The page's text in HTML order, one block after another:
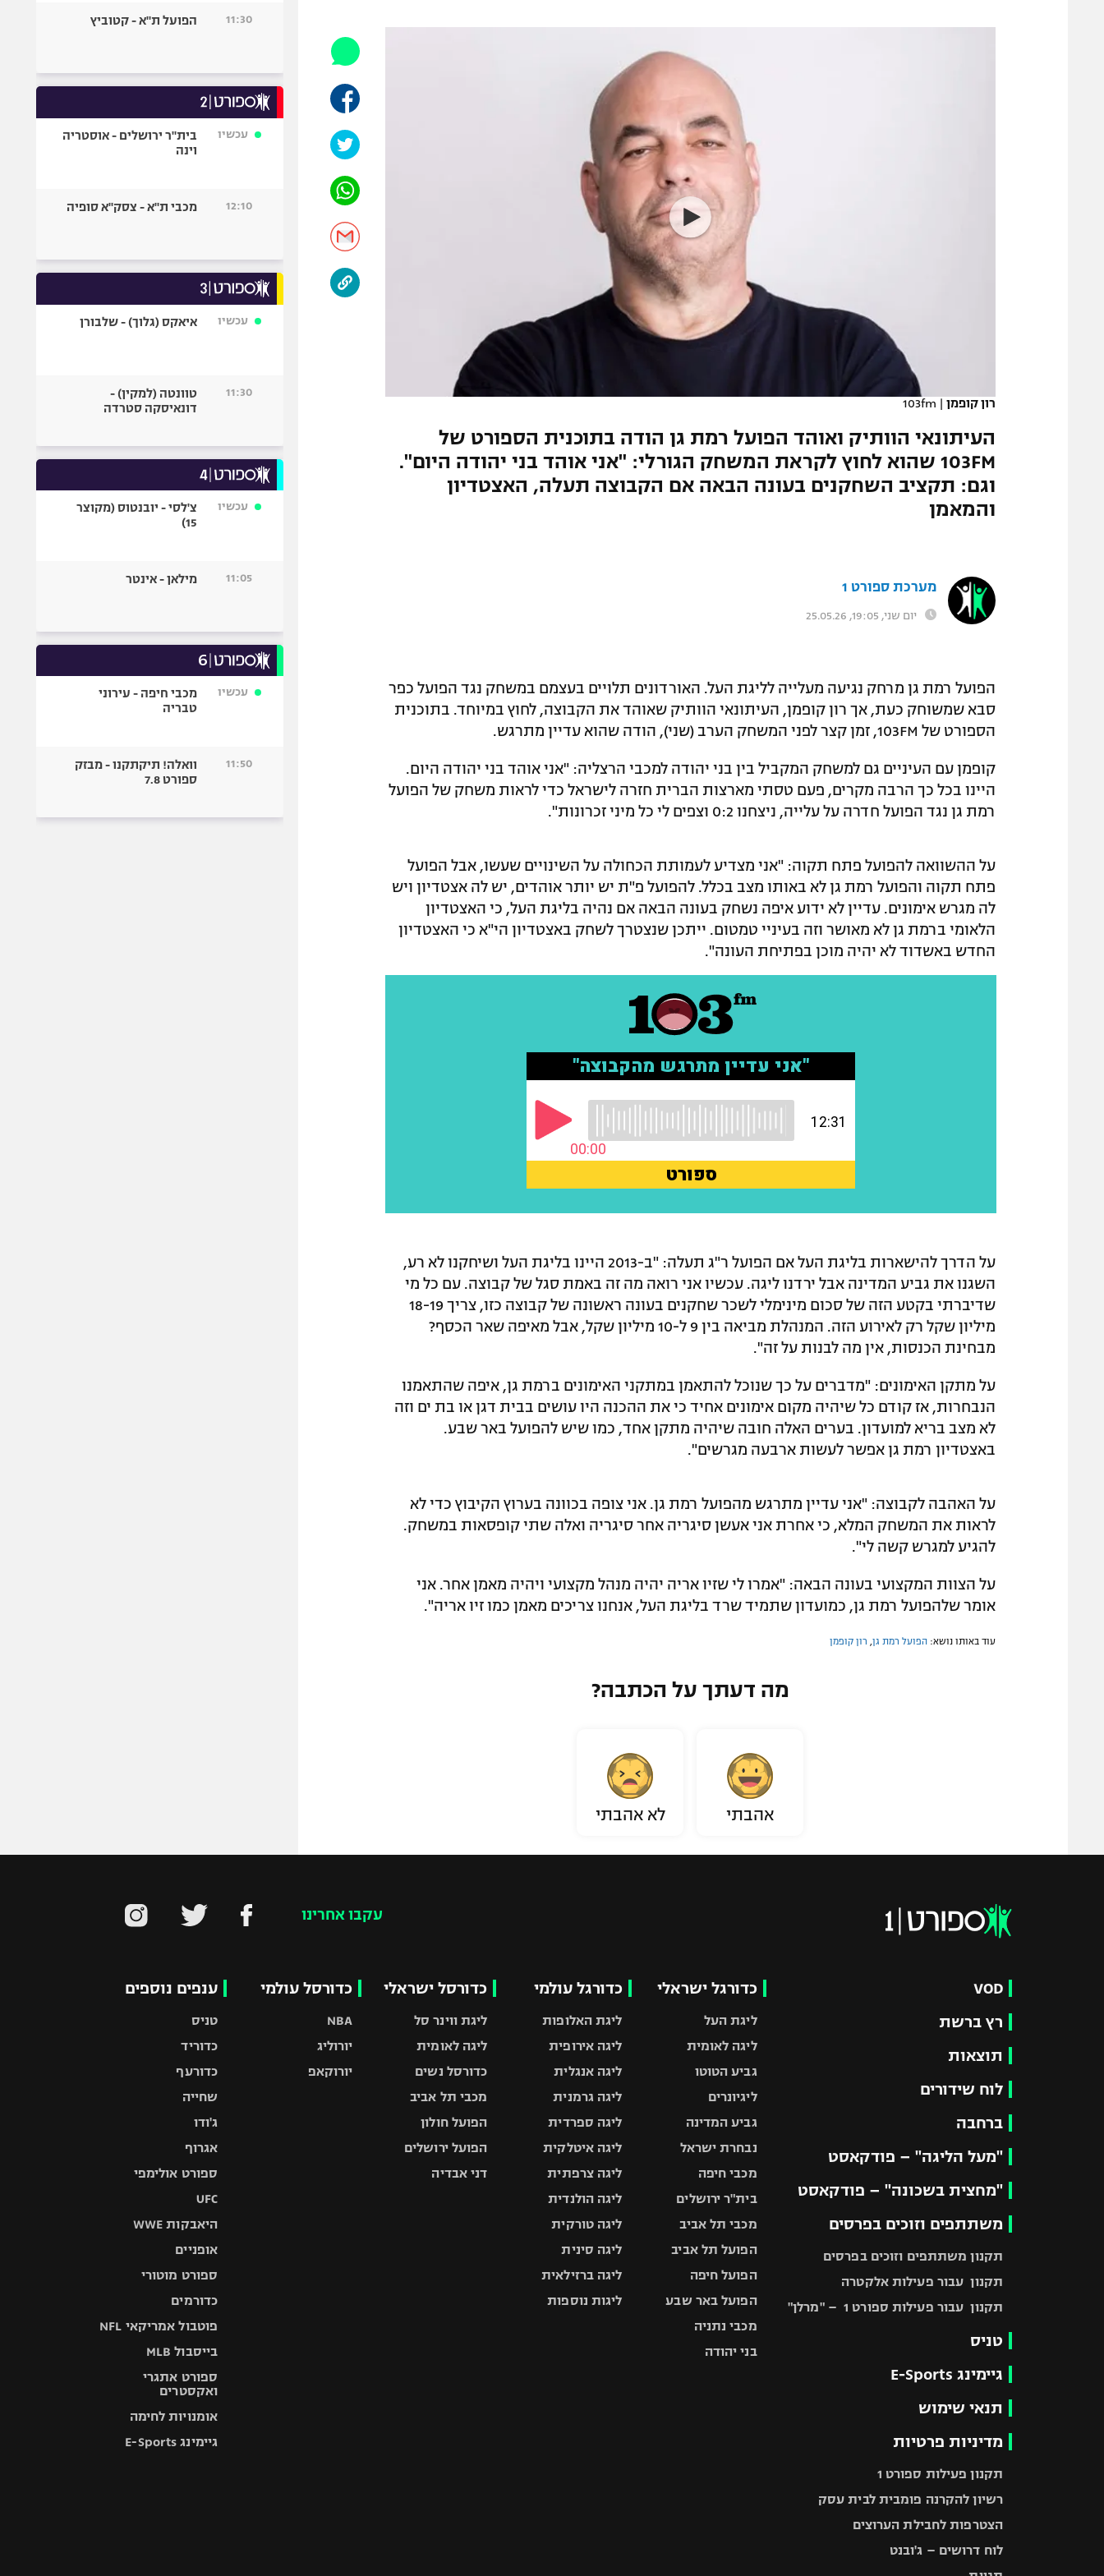
הפועל באר שבע
מכבי נתניה
בני יהודה
ליגות נוספות
אופניים
כדורמים
פוטבול אמריקאי NFL
בייסבול MLB
ספורט אתגרי
רון קופמן |
103fm
העיתונאי הוותיק ואוהד הפועל רמת גן הודה בתוכנית הספורט של
103FM שהוא לחוץ לקראת המשחק הגורלי: "אני אוהד בני יהודה היום".
וגם: תקציב השחקנים בעונה הבאה אם הקבוצה תעלה, האצטדיון
והמאמן
מערכת ספורט 1
יום שני, 19:05, 25.05.26
הפועל רמת גן מרחק נגיעה מעלייה לליגת העל. האורדונים תלויים בעצמם במשחק נגד הפועל כפר
סבא שמשוחק כעת, אך רון קופמן, העיתונאי הוותיק שאוהד את הקבוצה, לחוץ במיוחד. בתוכנית
הספורט של 103FM, זמן קצר לפני המשחק הערב (שני), הודה שהוא עדיין מתרגש.
קופמן עם העיניים גם למשחק המקביל בין בני יהודה למכבי הרצליה: "אני אוהד בני יהודה היום.
היינו בכל כך הרבה מקרים, פעם טסתי מארצות הברית חזרה לישראל כדי לראות משחק של הפועל
רמת גן נגד הפועל חדרה על עלייה, ניצחנו 0:2 וצפים לי כל מיני זכרונות".
על ההשוואה להפועל פתח תקוה: "אני מצדיע לעמותת הכחולה על השינויים שעשו, אבל הפועל
פתח תקוה והפועל רמת גן לא באותו מצב בכלל. להפועל פ"ת יש יותר אוהדים, יש לה אצטדיון ויש
לה מגרש אימונים. עדיין לא ידוע איפה נשחק בעונה הבאה אם נהיה בליגת העל, כי האצטדיון
הלאומי ברמת גן לא מאושר וזה בעיניי טמטום. ייתכן שנצטרך לשחק באצטדיון הי"א כי האצטדיון
החדש באשדוד לא יהיה מוכן בפתיחת העונה".
על הדרך להישארות בליגת העל אם הפועל ר"ג תעלה: "ב-2013 היינו בליגת העל ושיחקנו לא רע,
השגנו את גביע המדינה אבל ירדנו ליגה. עכשיו אני רואה מה זה באמת סגל של קבוצה. עם כל מי
שדיברתי בקטע הזה של סכום מינימלי לשכר שחקנים בעונה ראשונה של קבוצה כזו, צריך 18-19
מיליון שקל רק לאירוע הזה. המנהלת מביאה בין 9 ל-10 מיליון שקל, אבל מאיפה שאר הכסף?
מבחינת הכנסות, אין מה לבנות על זה".
על מתקן האימונים: "מדברים על כך שנוכל להתאמן במתקני האימונים ברמת גן, איפה שהתאמנו
הנבחרות, אז קודם כל שיהיה מקום אימונים אחיד כי את ההכנה היו עושים בבית דגן או בת ים וזה
לא מצב בריא למועדון. בערים האלה חובה שיהיה מתקן אחד, כמו שיש להפועל באר שבע.
באצטדיון רמת גן אפשר לעשות ארבעה מגרשים".
על האהבה לקבוצה: "אני עדיין מתרגש מהפועל רמת גן. אני צופה בכוונה בערוץ הקיבוץ כדי לא
לראות את המשחק המלא, כי אחרת אני אעשן סיגריה אחר סיגריה ואלה שתי קופסאות במשחק.
להגיע למגרש קשה לי".
על הצוות המקצועי בעונה הבאה: "אמרו לי שזיו אריה יהיה מנהל מקצועי ויהיה מאמן אחר. אני
אומר שלהפועל רמת גן, כמועדון שתמיד שרד בליגת העל, אנחנו צריכים מאמן כמו זיו אריה".
עוד באותו נושא: הפועל רמת גן רון קופמן
מה דעתך על הכתבה?
אהבתי לא אהבתי
11:30 הפועל ת"א - קטוביץ
עכשיו
בית"ר ירושלים - אוסטריה
וינה
12:10 מכבי ת"א - צסק"א סופיה
עכשיו איאקס (גלוך) - שלבורן
11:30
טוונטה (למקין) -
דונאיסקה סטרדה
עכשיו
צ'לסי - יובנטוס (מקוצר
15)
11:05 מילאן - אינטר
עכשיו
מכבי חיפה - עירוני
טבריה
11:50
וואלה! תיקתקנו - מבזק
ספורט 7.8
עקבו אחרינו
VOD
רץ ברשת
תוצאות
לוח שידורים
ברחבה
"מעל הליגה" – פודקאסט
"מחצית בשכונה" – פודקאסט
משתתפים וזוכים בפרסים
תקנון משתתפים וזוכים בפרסים
תקנון עבור פעילות אלקטרה
תקנון עבור פעילות ספורט 1 – "מרלן"
טניס
גיימינג E-Sports
תנאי שימוש
מדיניות פרטיות
תקנון פעילות ספורט 1
רשיון להקרנה פומבית לבית עסק
הצטרפות לחבילת הערוצים
לוח דרושים – ג'ובנט
כדורגל ישראלי
ליגת העל
ליגה לאומית
גביע הטוטו
ליגיונרים
גביע המדינה
נבחרת ישראל
מכבי חיפה
בית"ר ירושלים
מכבי תל אביב
הפועל תל אביב
הפועל חיפה
הפועל באר שבע
מכבי נתניה
בני יהודה
כדורגל עולמי
ליגת האלופות
ליגה אירופית
ליגה אנגלית
ליגה גרמנית
ליגה ספרדית
ליגה איטלקית
ליגה צרפתית
ליגה הולנדית
ליגה טורקית
ליגה סינית
ליגה ברזילאית
ליגות נוספות
כדורסל ישראלי
ליגת ווינר סל
ליגה לאומית
כדורסל נשים
מכבי תל אביב
הפועל חולון
הפועל ירושלים
דני אבדיה
כדורסל עולמי
NBA
יורוליג
יורוקאפ
ענפים נוספים
טניס
כדוריד
כדורעף
שחייה
ג'ודו
אגרוף
ספורט אולימפי
UFC
היאבקות WWE
אופניים
ספורט מוטורי
כדורמים
פוטבול אמריקאי NFL
בייסבול MLB
ספורט אתגרי
ואקסטרים
אומנויות לחימה
גיימינג E-Sports